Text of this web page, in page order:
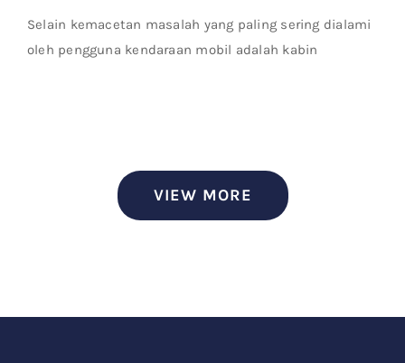
Selain kemacetan masalah yang paling sering dialami
oleh pengguna kendaraan mobil adalah kabin
VIEW MORE